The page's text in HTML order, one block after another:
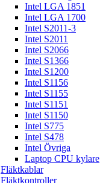
Intel LGA 1851
Intel LGA 1700
Intel S2011-3
Intel S2011
Intel S2066
Intel S1366
Intel S1200
Intel S1156
Intel S1155
Intel S1151
Intel S1150
Intel S775
Intel S478
Intel Övriga
Laptop CPU kylare
Fläktkablar
Fläktkontroller